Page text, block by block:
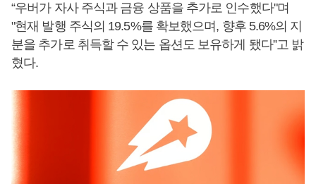
“우버가 자사 주식과 금융 상품을 추가로 인수했다"며
"현재 발행 주식의 19.5%를 확보했으며, 향후 5.6%의 지
분을 추가로 취득할 수 있는 옵션도 보유하게 됐다”고 밝
혔다.